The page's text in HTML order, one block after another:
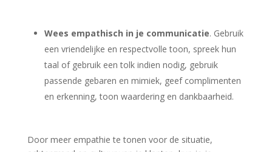
Wees empathisch in je communicatie. Gebruik
een vriendelijke en respectvolle toon, spreek hun
taal of gebruik een tolk indien nodig, gebruik
passende gebaren en mimiek, geef complimenten
en erkenning, toon waardering en dankbaarheid.
Door meer empathie te tonen voor de situatie,